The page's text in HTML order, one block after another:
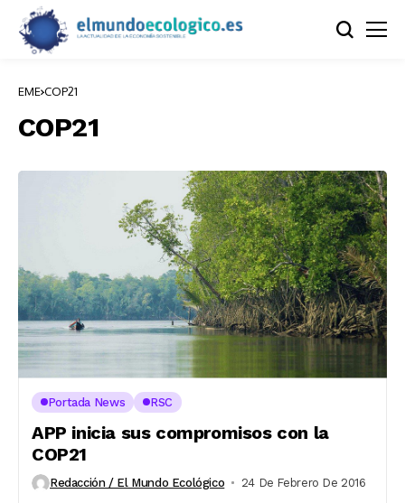
EME COP21
COP21
Portada News RSC
APP inicia sus compromisos con la
COP21
Redacción / El Mundo Ecológico 24 De Febrero De 2016